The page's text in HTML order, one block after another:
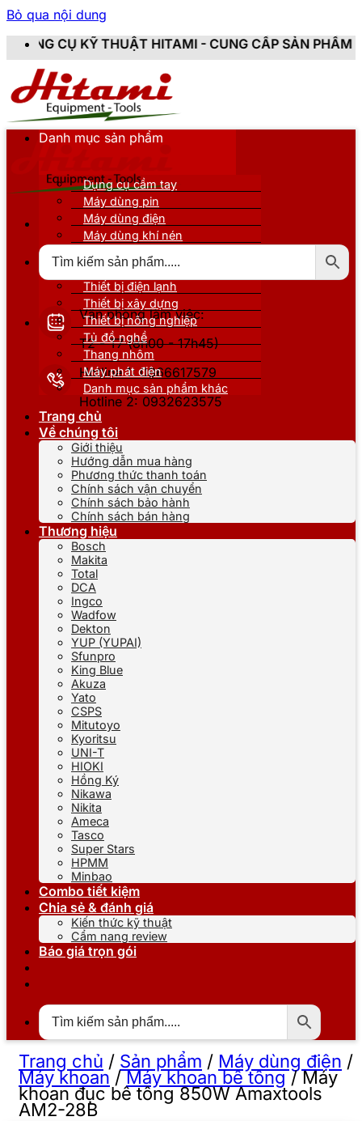
Bỏ qua nội dung
HITAMI - CUNG CẤP SẢN PHẨM CHÍNH HÃNG,
Văn phòng làm việc:
T2 - T7 (8h00 - 17h45)
Hotline 1: 0866617579
Hotline 2: 0932623575
Danh mục sản phẩm
Dụng cụ cầm tay
Máy dùng pin
Máy dùng điện
Máy dùng khí nén
Thiết bị nâng đỡ
Thiết bị điện lạnh
Thiết bị xây dựng
Thiết bị nông nghiệp
Tủ đồ nghề
Thang nhôm
Máy phát điện
Danh mục sản phẩm khác
Trang chủ
Về chúng tôi
Giới thiệu
Hướng dẫn mua hàng
Phương thức thanh toán
Chính sách vận chuyển
Chính sách bảo hành
Chính sách bán hàng
Thương hiệu
Bosch
Makita
Total
DCA
Ingco
Wadfow
Dekton
YUP (YUPAI)
Sfunpro
King Blue
Akuza
Yato
CSPS
Mitutoyo
Kyoritsu
UNI-T
HIOKI
Hồng Ký
Nikawa
Nikita
Ameca
Tasco
Super Stars
HPMM
Minbao
Combo tiết kiệm
Chia sẻ & đánh giá
Kiến thức kỹ thuật
Cẩm nang review
Báo giá trọn gói
Trang chủ / Sản phẩm / Máy dùng điện /
Máy khoan/Máy khoan bê tông/Máy
khoan đục bê tông 850W Amaxtools
AM2-28B